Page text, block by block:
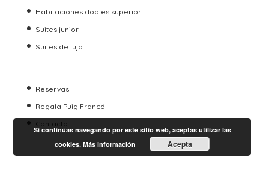
Habitaciones dobles superior
Suites junior
Suites de lujo
Reservas
Regala Puig Francó
Contacto
Si continúas navegando por este sitio web, aceptas utilizar las
cookies.Más información Acepta